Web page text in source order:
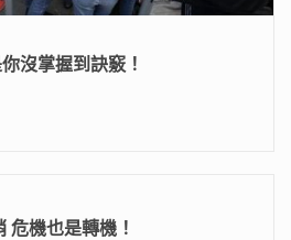
沒掌握到訣竅！
危機也是轉機！